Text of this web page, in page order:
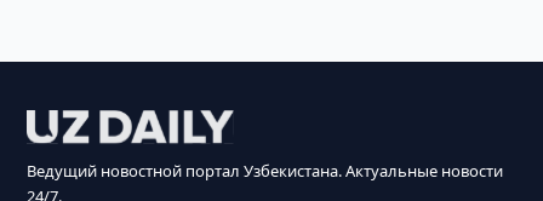
Ведущий новостной портал Узбекистана. Актуальные новости
24/7.